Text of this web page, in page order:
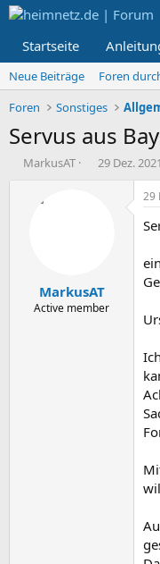
Startseite
Neue Beiträge
Foren
Foren
Sonstiges
Servus aus
E
MarkusAT
E
a
m
29 Dez. 2021
MarkusAT
Active member
29